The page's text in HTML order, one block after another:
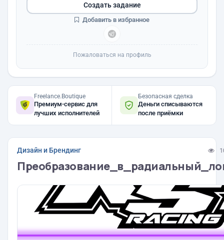
Создать задание
Добавить в избранное
Пожаловаться на профиль
Freelance.Boutique
Премиум-сервис для
лучших исполнителей
Безопасная сделка
Деньги списываются
после приёмки
Дизайн и Брендинг